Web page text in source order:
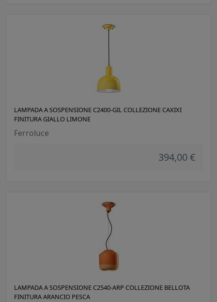
LAMPADA A SOSPENSIONE C2400-GIL COLLEZIONE CAXIXI
FINITURA GIALLO LIMONE
Ferroluce
394,00 €
LAMPADA A SOSPENSIONE C2540-ARP COLLEZIONE BELLOTA
FINITURA ARANCIO PESCA